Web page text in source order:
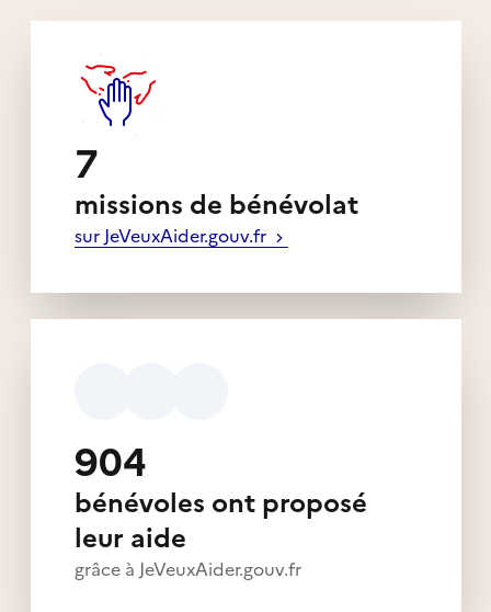
7
missions de bénévolat
sur JeVeuxAider.gouv.fr
904
bénévoles ont proposé
leur aide
grâce à JeVeuxAider.gouv.fr